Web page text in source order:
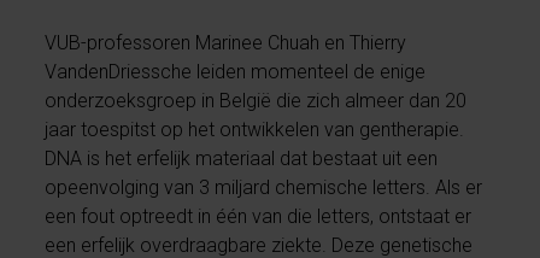
VUB-professoren Marinee Chuah en Thierry
VandenDriessche leiden momenteel de enige
onderzoeksgroep in België die zich almeer dan 20
jaar toespitst op het ontwikkelen van gentherapie.
DNA is het erfelijk materiaal dat bestaat uit een
opeenvolging van 3 miljard chemische letters. Als er
een fout optreedt in één van die letters, ontstaat er
een erfelijk overdraagbare ziekte. Deze genetische